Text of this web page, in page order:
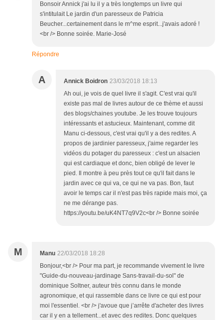
Bonsoir Annick j'ai lu il y a très longtemps un livre qui
s'intitulait Le jardin d'un paresseux de Patricia
Beucher...certainement dans le m^me esprit...j'avais adoré !
<br /> Bonne soirée. Marie-José
Répondre
A Annick Boidron 23/03/2018 18:13
Ah oui, je vois de quel livre il s'agit. C'est vrai qu'il
existe pas mal de livres autour de ce thème et aussi
des blogs/chaines youtube. Je les trouve toujours
intéressants et astucieux. Maintenant, comme dit
Manu ci-dessous, c'est vrai qu'il y a des redites. A
propos de jardinier paresseux, j'aime regarder les
vidéos du potager du paresseux : c'est un alsacien
qui est cardiaque et donc, bien obligé de lever le
pied. Il montre à peu près tout ce qu'il fait dans le
jardin avec ce qui va, ce qui ne va pas. Bon, faut
avoir le temps car il n'est pas très rapide mais moi, ça
ne me dérange pas.
https://youtu.be/uK4NT7q9V2c<br /> Bonne soirée
M Manu 22/03/2018 18:28
Bonjour,<br /> Pour ma part, je recommande vivement le livre
"Guide-du-nouveau-jardinage Sans-travail-du-sol" de
dominique Soltner, auteur très connu dans le monde
agronomique, et qui rassemble dans ce livre ce qui est pour
moi l'essentiel. <br /> j'avoue que j’arrête d'acheter des livres
car il y en a tellement...et avec des redites. Donc quelques